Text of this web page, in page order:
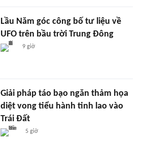
Lầu Năm góc công bố tư liệu về
UFO trên bầu trời Trung Đông
9 giờ
Giải pháp táo bạo ngăn thảm họa
diệt vong tiểu hành tinh lao vào
Trái Đất
5 giờ